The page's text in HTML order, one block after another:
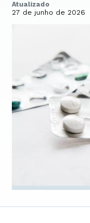
Atualizado
27 de junho de 2026